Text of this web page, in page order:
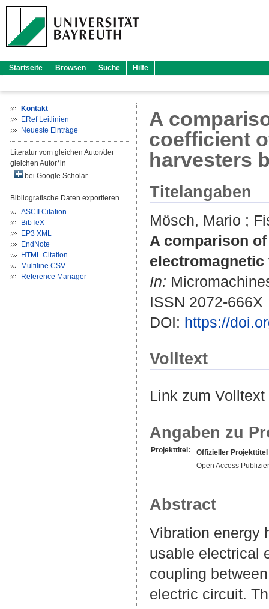
Startseite Browsen Suche Hilfe
Kontakt
ERef Leitlinien
Neueste Einträge
Literatur vom gleichen Autor/der
gleichen Autor*in
bei Google Scholar
Bibliografische Daten exportieren
ASCII Citation
BibTeX
EP3 XML
EndNote
HTML Citation
Multiline CSV
Reference Manager
A
coefficient
harvesters
Titelangaben
Mösch, Mario ;
A comparison
In:
ISSN 2072-666X
DOI: https://
Volltext
Link zum
Angaben zu
Projekttitel:
Offizieller Projekttitel
Open Access
Abstract
Vibration energy
usable electrical
coupling
electric circuit.